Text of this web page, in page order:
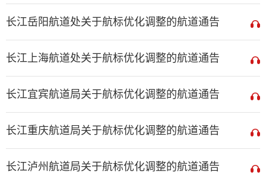
长江岳阳航道处关于航标优化调整的航道通告
长江上海航道处关于航标优化调整的航道通告
长江宜宾航道局关于航标优化调整的航道通告
长江重庆航道局关于航标优化调整的航道通告
长江泸州航道局关于航标优化调整的航道通告